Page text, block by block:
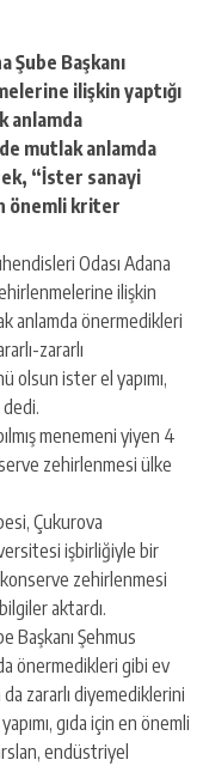
Şube Başkanı
ilişkin yaptığı
anlamda
mutlak anlamda
“İster sanayi
önemli kriter
Odası Adana
ilişkin
anlamda önermedikleri
zararlı
olsun ister el yapımı,
menemeni yiyen 4
zehirlenmesi ülke
Çukurova
işbirliğiyle bir
konserve zehirlenmesi
aktardı.
Başkanı Şehmus
önermedikleri gibi ev
zararlı diyemediklerini
gıda için en önemli
endüstriyel